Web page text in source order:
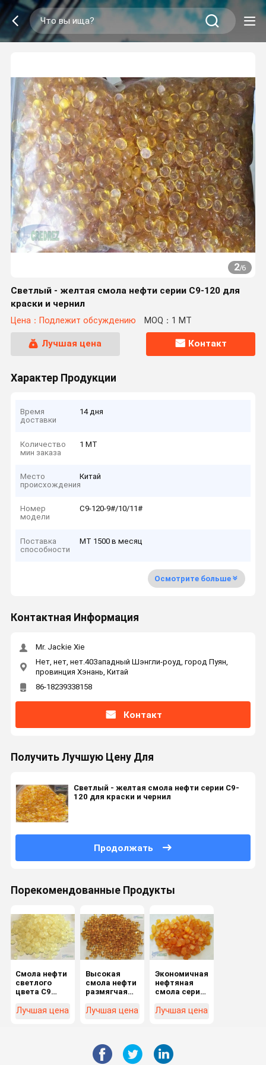
2/6
Светлый - желтая смола нефти серии C9-120 для
краски и чернил
Цена：Подлежит обсуждению MOQ：1 MT
Лучшая цена Контакт
Характер Продукции
Время
доставки
14 дня
Количество
мин заказа
1 MT
Место
происхождения
Китай
Номер
модели
C9-120-9#/10/11#
Поставка
способности
MT 1500 в месяц
Осмотрите больше
Контактная Информация
Mr. Jackie Xie
Нет, нет, нет.40Западный Шэнгли-роуд, город Пуян,
провинция Хэнань, Китай
86-18239338158
Контакт
Получить Лучшую Цену Для
Светлый - желтая смола нефти серии C9-
120 для краски и чернил
Продолжать
Порекомендованные Продукты
Смола нефти
светлого
цвета C9
образом для
Лучшая цена
Высокая
смола нефти
размягчая
для
Лучшая цена
Экономичная
нефтяная
смола серии
компаундирования
Лучшая цена